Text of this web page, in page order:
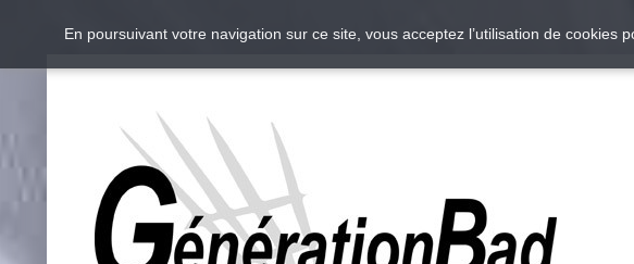
En poursuivant votre navigation sur ce site, vous acceptez l’utilisation de cookies